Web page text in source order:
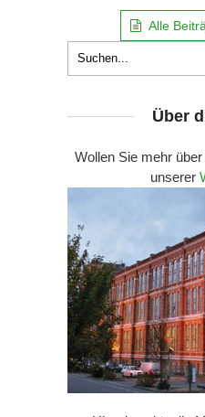
Alle
Über
Wollen Sie mehr
unserer